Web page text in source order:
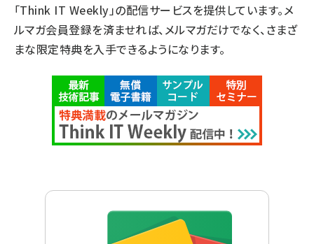
「Think IT Weekly」の配信サービスを提供しています。メ
ルマガ会員登録を済ませれば、メルマガだけでなく、さまざ
まな限定特典を入手できるようになります。